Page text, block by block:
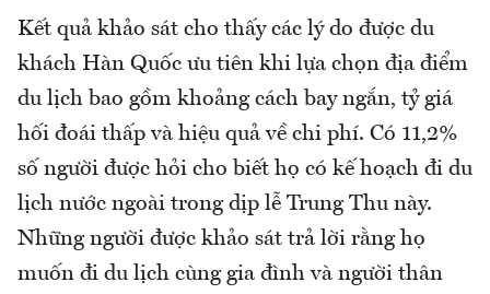
Kết quả khảo sát cho thấy các lý do được du
khách Hàn Quốc ưu tiên khi lựa chọn địa điểm
du lịch bao gồm khoảng cách bay ngắn, tỷ giá
hối đoái thấp và hiệu quả về chi phí. Có 11,2%
số người được hỏi cho biết họ có kế hoạch đi du
lịch nước ngoài trong dịp lễ Trung Thu này.
Những người được khảo sát trả lời rằng họ
muốn đi du lịch cùng gia đình và người thân